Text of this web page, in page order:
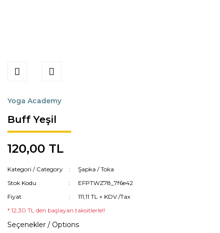
Yoga Academy
Buff Yeşil
120,00 TL
Kategori / Category
Şapka / Toka
Stok Kodu
EFPTWZ78_7f6e42
Fiyat
111,11 TL + KDV /Tax
* 12,30 TL den başlayan taksitlerle!!
Seçenekler / Options